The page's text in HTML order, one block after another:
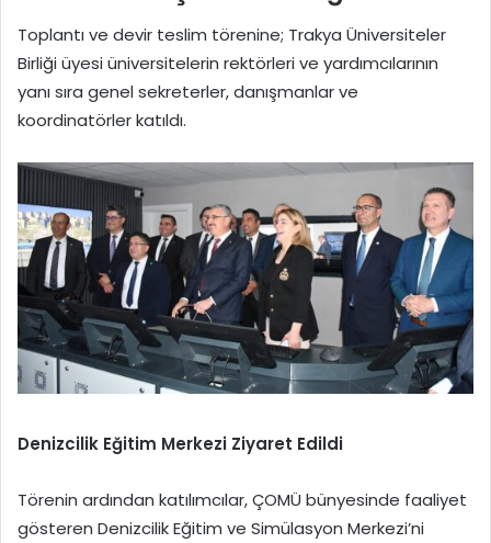
Toplantı ve devir teslim törenine; Trakya Üniversiteler
Birliği üyesi üniversitelerin rektörleri ve yardımcılarının
yanı sıra genel sekreterler, danışmanlar ve
koordinatörler katıldı.
Denizcilik Eğitim Merkezi Ziyaret Edildi
Törenin ardından katılımcılar, ÇOMÜ bünyesinde faaliyet
gösteren Denizcilik Eğitim ve Simülasyon Merkezi’ni